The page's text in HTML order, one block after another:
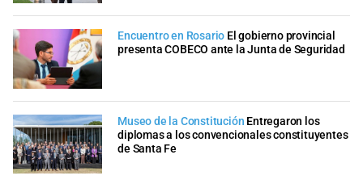
Encuentro en Rosario El gobierno provincial
presenta COBECO ante la Junta de Seguridad
Museo de la Constitución Entregaron los
diplomas a los convencionales constituyentes
de Santa Fe